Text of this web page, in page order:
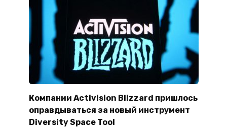
Компании Activision Blizzard пришлось
оправдываться за новый инструмент
Diversity Space Tool